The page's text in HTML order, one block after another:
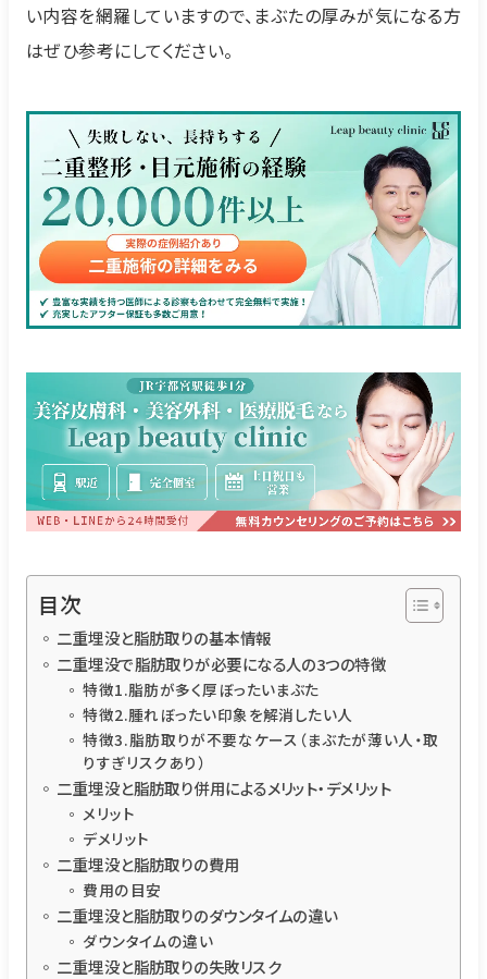
い内容を網羅していますので、まぶたの厚みが気になる方
はぜひ参考にしてください。
目次
二重埋没と脂肪取りの基本情報
二重埋没で脂肪取りが必要になる人の3つの特徴
特徴1.脂肪が多く厚ぼったいまぶた
特徴2.腫れぼったい印象を解消したい人
特徴3.脂肪取りが不要なケース（まぶたが薄い人・取
りすぎリスクあり）
二重埋没と脂肪取り併用によるメリット・デメリット
メリット
デメリット
二重埋没と脂肪取りの費用
費用の目安
二重埋没と脂肪取りのダウンタイムの違い
ダウンタイムの違い
二重埋没と脂肪取りの失敗リスク